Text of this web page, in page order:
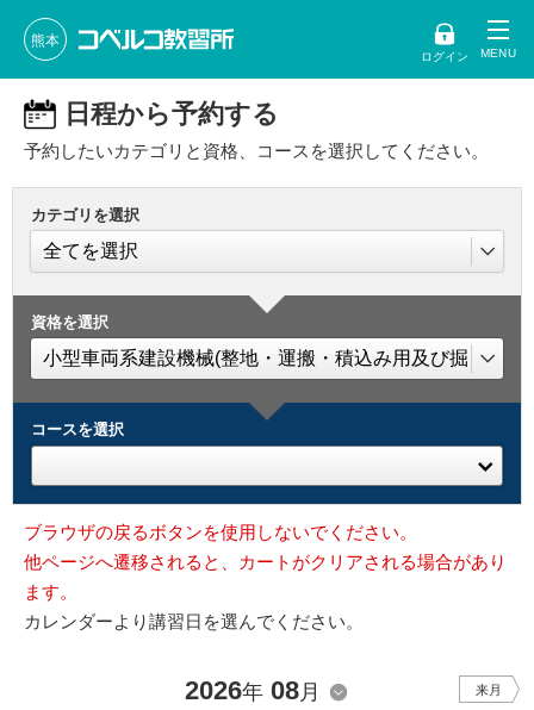
熊本
ログイン
日程から予約する
予約したいカテゴリと資格、コースを選択してください。
カテゴリを選択
資格を選択
コースを選択
ブラウザの戻るボタンを使用しないでください。
他ページへ遷移されると、カートがクリアされる場合があり
ます。
カレンダーより講習日を選んでください。
2026年 08月 来月